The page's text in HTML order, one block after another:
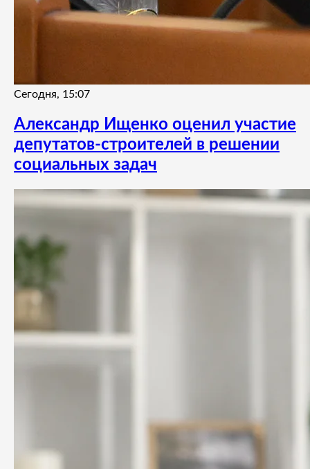
Сегодня, 15:07
Александр Ищенко оценил участие
депутатов-строителей в решении
социальных задач